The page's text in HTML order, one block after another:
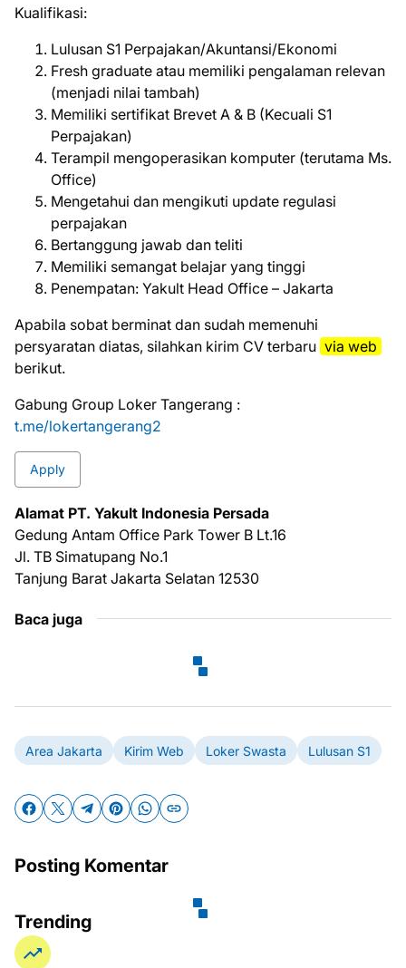
Kuаlіfіkаѕі:
Lulusan S1 Perpajakan/Akuntansi/Ekonomi
Fresh graduate atau memiliki pengalaman relevan
(menjadi nilai tambah)
Memiliki sertifikat Brevet A & B (Kecuali S1
Perpajakan)
Terampil mengoperasikan komputer (terutama Ms.
Office)
Mengetahui dan mengikuti update regulasi
perpajakan
Bertanggung jawab dan teliti
Memiliki semangat belajar yang tinggi
Penempatan: Yakult Head Office – Jakarta
Aраbіlа ѕоbаt bеrmіnаt dаn ѕudаh mеmеnuhі
реrѕуаrаtаn dіаtаѕ, ѕіlаhkаn kіrіm CV tеrbаru via web
bеrіkut.
Gabung Group Loker Tangerang :
t.me/lokertangerang2
Apply
Alаmаt PT. Yakult Indonesia Persada
Gedung Antam Office Park Tower B Lt.16
Jl. TB Simatupang No.1
Tanjung Barat Jakarta Selatan 12530
Baca juga
Area Jakarta Kirim Web Loker Swasta Lulusan S1
Posting Komentar
Trending